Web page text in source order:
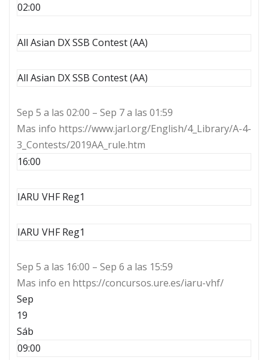
02:00
All Asian DX SSB Contest (AA)
All Asian DX SSB Contest (AA)
Sep 5 a las 02:00 – Sep 7 a las 01:59
Mas info https://www.jarl.org/English/4_Library/A-4-
3_Contests/2019AA_rule.htm
16:00
IARU VHF Reg1
IARU VHF Reg1
Sep 5 a las 16:00 – Sep 6 a las 15:59
Mas info en https://concursos.ure.es/iaru-vhf/
Sep
19
Sáb
09:00